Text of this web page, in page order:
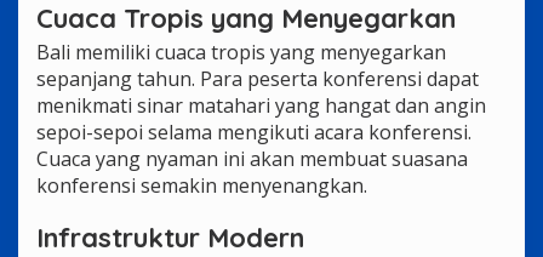
Cuaca Tropis yang Menyegarkan
Bali memiliki cuaca tropis yang menyegarkan
sepanjang tahun. Para peserta konferensi dapat
menikmati sinar matahari yang hangat dan angin
sepoi-sepoi selama mengikuti acara konferensi.
Cuaca yang nyaman ini akan membuat suasana
konferensi semakin menyenangkan.
Infrastruktur Modern